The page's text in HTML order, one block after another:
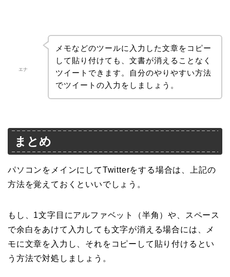
エナ
メモなどのツールに入力した文章をコピー
して貼り付けても、文書が消えることなく
ツイートできます。自分のやりやすい方法
でツイートの入力をしましょう。
まとめ
パソコンをメインにしてTwitterをする場合は、上記の
方法を覚えておくといいでしょう。
もし、1文字目にアルファベット（半角）や、スペース
で余白をあけて入力しても文字が消える場合には、メ
モに文章を入力し、それをコピーして貼り付けるとい
う方法で対処しましょう。